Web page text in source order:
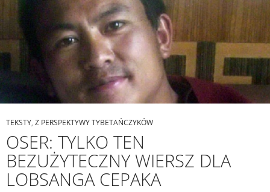
TEKSTY, Z PERSPEKTYWY TYBETAŃCZYKÓW
OSER: TYLKO TEN
BEZUŻYTECZNY WIERSZ DLA
LOBSANGA CEPAKA